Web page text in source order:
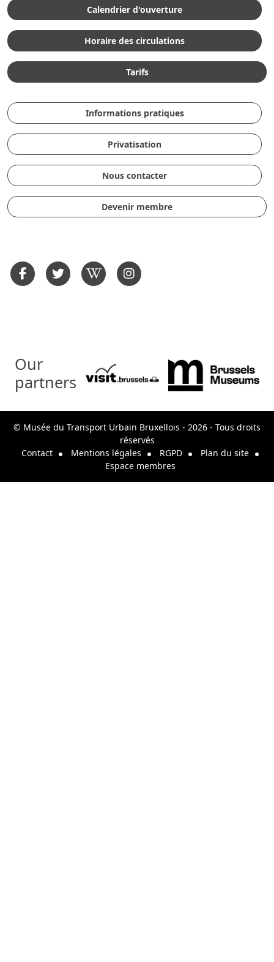
Calendrier d'ouverture
Horaire des circulations
Tarifs
Informations pratiques
Privatisation
Nous contacter
Devenir membre
Our
partners
© Musée du Transport Urbain Bruxellois - 2026 - Tous droits
réservés
Contact
Mentions légales RGPD
Plan du site
Espace membres